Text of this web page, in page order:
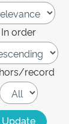
In order
record